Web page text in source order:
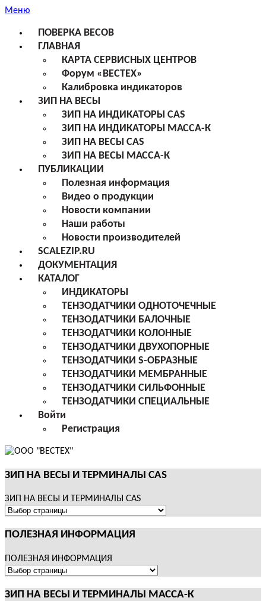
Меню
ПОВЕРКА ВЕСОВ
ГЛАВНАЯ
КАРТА СЕРВИСНЫХ ЦЕНТРОВ
Форум «ВЕСТЕХ»
Калибровка индикаторов
ЗИП НА ВЕСЫ
ЗИП НА ИНДИКАТОРЫ CAS
ЗИП НА ИНДИКАТОРЫ МАССА-К
ЗИП НА ВЕСЫ CAS
ЗИП НА ВЕСЫ МАССА-К
ПУБЛИКАЦИИ
Полезная информация
Видео о продукции
Новости компании
Наши работы
Новости производителей
SCALEZIP.RU
ДОКУМЕНТАЦИЯ
КАТАЛОГ
ИНДИКАТОРЫ
ТЕНЗОДАТЧИКИ ОДНОТОЧЕЧНЫЕ
ТЕНЗОДАТЧИКИ БАЛОЧНЫЕ
ТЕНЗОДАТЧИКИ КОЛОННЫЕ
ТЕНЗОДАТЧИКИ ДВУХОПОРНЫЕ
ТЕНЗОДАТЧИКИ S-ОБРАЗНЫЕ
ТЕНЗОДАТЧИКИ МЕМБРАННЫЕ
ТЕНЗОДАТЧИКИ СИЛЬФОННЫЕ
ТЕНЗОДАТЧИКИ СПЕЦИАЛЬНЫЕ
Войти
Регистрация
ЗИП НА ВЕСЫ И ТЕРМИНАЛЫ CAS
ЗИП НА ВЕСЫ И ТЕРМИНАЛЫ CAS
ПОЛЕЗНАЯ ИНФОРМАЦИЯ
ПОЛЕЗНАЯ ИНФОРМАЦИЯ
ЗИП НА ВЕСЫ И ТЕРМИНАЛЫ МАССА-К